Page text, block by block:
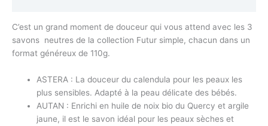
C’est un grand moment de douceur qui vous attend avec les 3
savons neutres de la collection Futur simple, chacun dans un
format généreux de 110g.
ASTERA : La douceur du calendula pour les peaux les
plus sensibles. Adapté à la peau délicate des bébés.
AUTAN : Enrichi en huile de noix bio du Quercy et argile
jaune, il est le savon idéal pour les peaux sèches et